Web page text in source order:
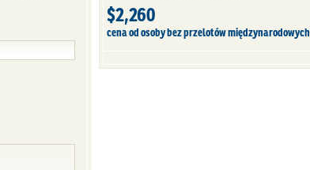
$2,260
cena od osoby bez przelotów międzynarodowych